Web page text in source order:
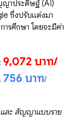
ญาประดิษฐ์ (AI)
ซึ่งปรับแต่งมา
ารศึกษา โดยจะมีค่า
9,072 บาท/
756 บาท/
และ สัญญาแบบราย